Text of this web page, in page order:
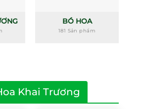
BÓ HOA
181 Sản phẩm
Khai Trương